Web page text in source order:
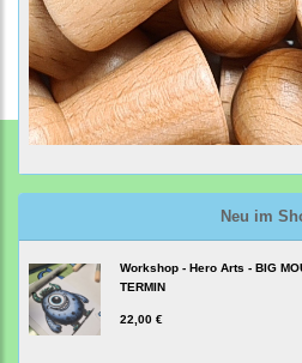
Neu im
Workshop - Hero Arts - BIG
TERMIN
22,00 €